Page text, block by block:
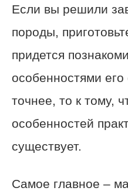
Если вы решили
породы,
придется
особенностями
точнее, то к тому,
особенностей
существует.
Самое главное –